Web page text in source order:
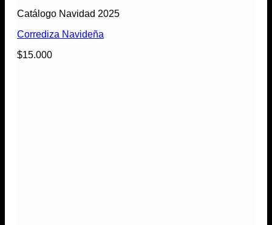
Catálogo Navidad 2025
Corrediza Navideña
$15.000